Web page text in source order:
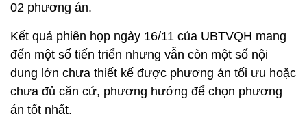
02 phương án.
Kết quả phiên họp ngày 16/11 của UBTVQH mang
đến một số tiến triển nhưng vẫn còn một số nội
dung lớn chưa thiết kế được phương án tối ưu hoặc
chưa đủ căn cứ, phương hướng để chọn phương
án tốt nhất.